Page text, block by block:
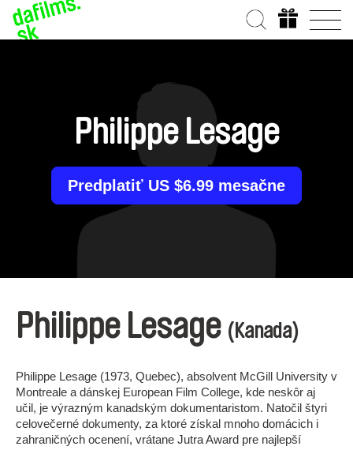
Philippe Lesage
Predplatiť US $6.99 mesačne
Philippe Lesage (Kanada)
Philippe Lesage (1973, Quebec), absolvent McGill University v
Montreale a dánskej European Film College, kde neskôr aj
učil, je výrazným kanadským dokumentaristom. Natočil štyri
celovečerné dokumenty, za ktoré získal mnoho domácich i
zahraničných ocenení, vrátane Jutra Award pre najlepší